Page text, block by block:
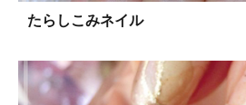
たらしこみネイル